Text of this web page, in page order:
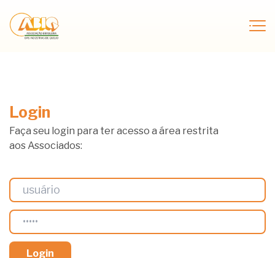
Login
Faça seu login para ter acesso a área restrita
aos Associados: